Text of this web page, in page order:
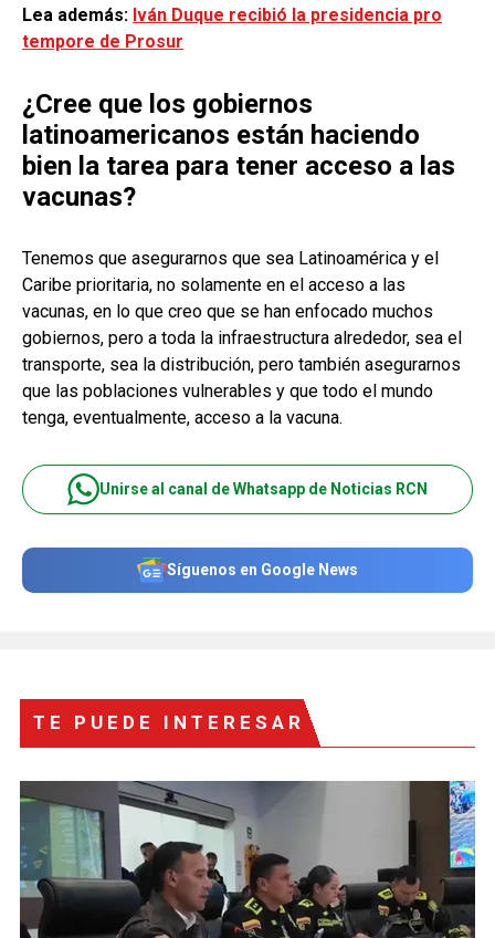
Lea además: Iván Duque recibió la presidencia pro
tempore de Prosur
¿Cree que los gobiernos
latinoamericanos están haciendo
bien la tarea para tener acceso a las
vacunas?
Tenemos que asegurarnos que sea Latinoamérica y el
Caribe prioritaria, no solamente en el acceso a las
vacunas, en lo que creo que se han enfocado muchos
gobiernos, pero a toda la infraestructura alrededor, sea el
transporte, sea la distribución, pero también asegurarnos
que las poblaciones vulnerables y que todo el mundo
tenga, eventualmente, acceso a la vacuna.
Unirse al canal de Whatsapp de Noticias RCN
Síguenos en Google News
TE PUEDE INTERESAR